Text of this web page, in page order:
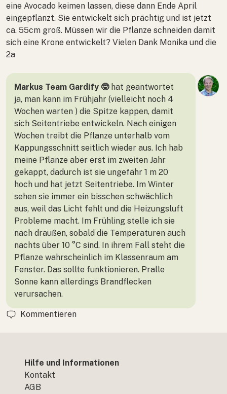
eine Avocado keimen lassen, diese dann Ende April
eingepflanzt. Sie entwickelt sich prächtig und ist jetzt
ca. 55cm groß. Müssen wir die Pflanze schneiden damit
sich eine Krone entwickelt? Vielen Dank Monika und die
2a
Markus Team Gardify 🤓hat geantwortet
ja, man kann im Frühjahr (vielleicht noch 4
Wochen warten ) die Spitze kappen, damit
sich Seitentriebe entwickeln. Nach einigen
Wochen treibt die Pflanze unterhalb vom
Kappungsschnitt seitlich wieder aus. Ich hab
meine Pflanze aber erst im zweiten Jahr
gekappt, dadurch ist sie ungefähr 1 m 20
hoch und hat jetzt Seitentriebe. Im Winter
sehen sie immer ein bisschen schwächlich
aus, weil das Licht fehlt und die Heizungsluft
Probleme macht. Im Frühling stelle ich sie
nach draußen, sobald die Temperaturen auch
nachts über 10 °C sind. In ihrem Fall steht die
Pflanze wahrscheinlich im Klassenraum am
Fenster. Das sollte funktionieren. Pralle
Sonne kann allerdings Brandflecken
verursachen.
Kommentieren
Hilfe und Informationen
Kontakt
AGB